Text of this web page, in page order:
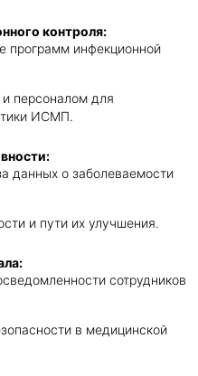
контроля:
программ инфекционной
персоналом для
ИСМП.
данных о заболеваемости
и пути их улучшения.
сотрудников
в медицинской